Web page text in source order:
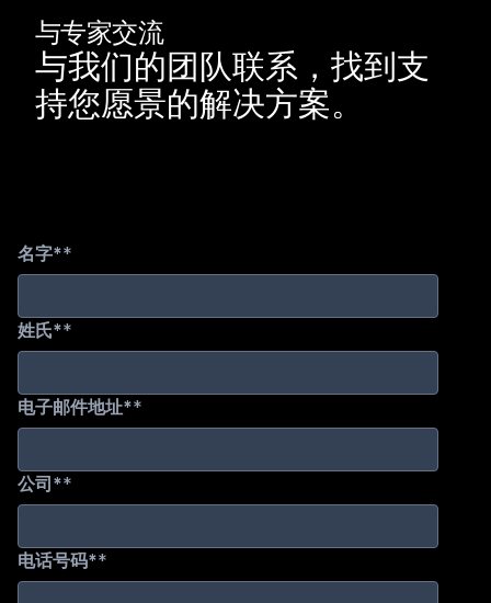
与专家交流
与我们的团队联系，找到支
持您愿景的解决方案。